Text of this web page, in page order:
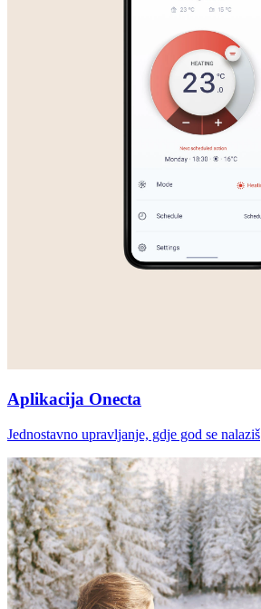
Aplikacija Onecta
Jednostavno upravljanje, gdje god se nalaziš